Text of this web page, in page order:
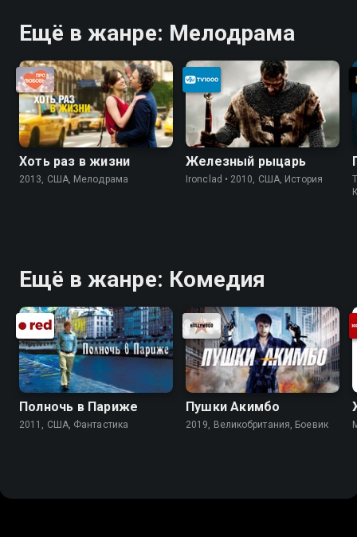
Ещё в жанре: Мелодрама
Хоть раз в жизни
2013, США, Мелодрама
Железный рыцарь
Ironclad • 2010, США, История
Ещё в жанре: Комедия
Полночь в Париже
2011, США, Фантастика
Пушки Акимбо
2019, Великобритания, Боевик